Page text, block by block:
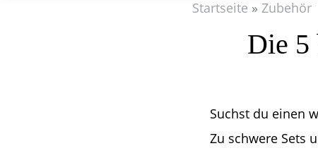
Startseite Zubehör
Die 5
Suchst du einen
Zu schwere Sets